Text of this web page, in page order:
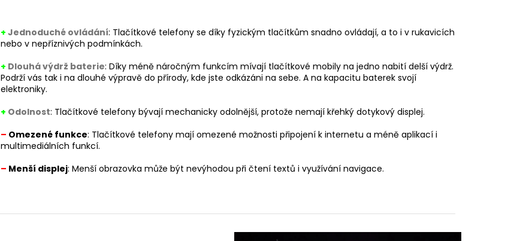
+ Jednoduché ovládání: Tlačítkové telefony se díky fyzickým tlačítkům snadno ovládají, a to i v rukavicích
nebo v nepříznivých podmínkách.
+ Dlouhá výdrž baterie: Díky méně náročným funkcím mívají tlačítkové mobily na jedno nabití delší výdrž.
Podrží vás tak i na dlouhé výpravě do přírody, kde jste odkázáni na sebe. A na kapacitu baterek svojí
elektroniky.
+ Odolnost: Tlačítkové telefony bývají mechanicky odolnější, protože nemají křehký dotykový displej.
– Omezené funkce: Tlačítkové telefony mají omezené možnosti připojení k internetu a méně aplikací i
multimediálních funkcí.
– Menší displej: Menší obrazovka může být nevýhodou při čtení textů i využívání navigace.